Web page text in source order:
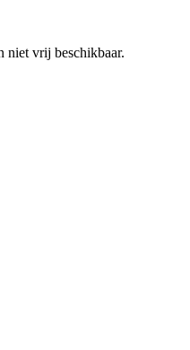
niet vrij beschikbaar.